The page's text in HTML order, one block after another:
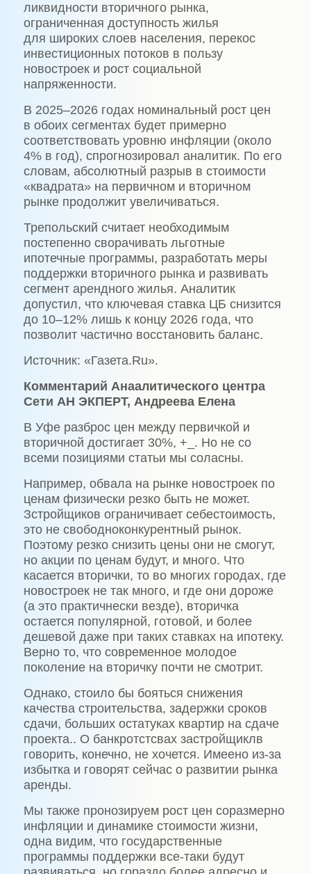
ликвидности вторичного рынка,
ограниченная доступность жилья
для широких слоев населения, перекос
инвестиционных потоков в пользу
новостроек и рост социальной
напряженности.
В 2025–2026 годах номинальный рост цен
в обоих сегментах будет примерно
соответствовать уровню инфляции (около
4% в год), спрогнозировал аналитик. По его
словам, абсолютный разрыв в стоимости
«квадрата» на первичном и вторичном
рынке продолжит увеличиваться.
Трепольский считает необходимым
постепенно сворачивать льготные
ипотечные программы, разработать меры
поддержки вторичного рынка и развивать
сегмент арендного жилья. Аналитик
допустил, что ключевая ставка ЦБ снизится
до 10–12% лишь к концу 2026 года, что
позволит частично восстановить баланс.
Источник: «Газета.Ru».
Комментарий Анаалитического центра
Сети АН ЭКПЕРТ, Андреева Елена
В Уфе разброс цен между первичкой и
вторичной достигает 30%, +_. Но не со
всеми позициями статьи мы соласны.
Например, обвала на рынке новостроек по
ценам физически резко быть не может.
Зстройщиков ограничивает себестоимость,
это не свободноконкурентный рынок.
Поэтому резко снизить цены они не смогут,
но акции по ценам будут, и много. Что
касается вторички, то во многих городах, где
новостроек не так много, и где они дороже
(а это практичнески везде), вторичка
остается популярной, готовой, и более
дешевой даже при таких ставках на ипотеку.
Верно то, что современное молодое
поколение на вторичку почти не смотрит.
Однако, стоило бы бояться снижения
качества строительства, задержки сроков
сдачи, больших остатуках квартир на сдаче
проекта.. О банкротстсвах застройщиклв
говорить, конечно, не хочется. Имеено из-за
избытка и говорят сейчас о развитии рынка
аренды.
Мы также пронозируем рост цен соразмерно
инфляции и динамике стоимости жизни,
одна видим, что государственные
программы поддержки все-таки будут